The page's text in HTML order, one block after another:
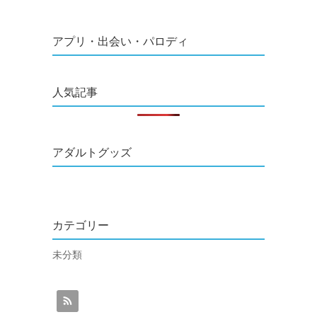
アプリ・出会い・パロディ
人気記事
アダルトグッズ
カテゴリー
未分類